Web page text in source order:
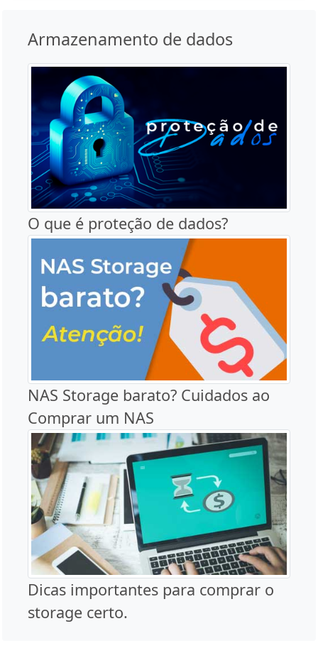
Armazenamento de dados
O que é proteção de dados?
NAS Storage barato? Cuidados ao
Comprar um NAS
Dicas importantes para comprar o
storage certo.